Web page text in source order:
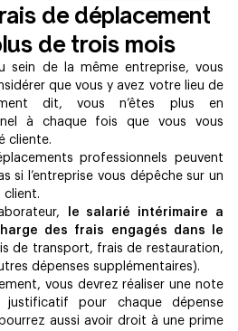
de déplacement
de trois mois
sein de la même entreprise, vous
que vous y avez votre lieu de
dit, vous n’êtes plus en
à chaque fois que vous vous
cliente.
professionnels peuvent
si l’entreprise vous dépêche sur un
client.
le salarié intérimaire a
des frais engagés dans le
de transport, frais de restauration,
dépenses supplémentaires).
vous devrez réaliser une note
pour chaque dépense
aussi avoir droit à une prime